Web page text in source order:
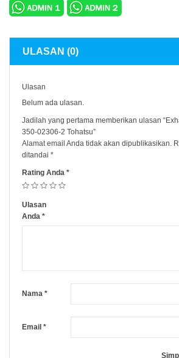
ULASAN (0)
Ulasan
Belum ada ulasan.
Jadilah yang pertama memberikan ulasan
350-02306-2 Tohatsu”
Alamat email Anda tidak akan dipublikasikan.
ditandai *
Rating Anda *
Ulasan
Anda *
Nama *
Email *